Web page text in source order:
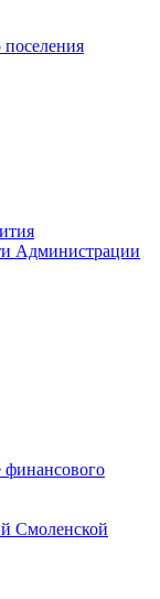
поселения
Администрации
финансового
Смоленской